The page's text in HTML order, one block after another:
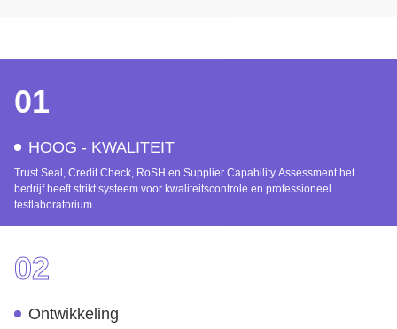
01
HOOG - KWALITEIT
Trust Seal, Credit Check, RoSH en Supplier Capability Assessment.het
bedrijf heeft strikt systeem voor kwaliteitscontrole en professioneel
testlaboratorium.
02
Ontwikkeling